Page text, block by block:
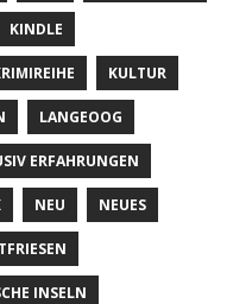
KINDLE
KULTUR
LANGEOOG
ERFAHRUNGEN
NEU NEUES
INSELN